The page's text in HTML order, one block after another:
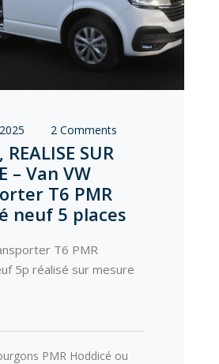
2 Comments
SUR
– Van VW
T6 PMR
neuf 5 places
T6 PMR
5p réalisé sur mesure
PMR Hoddicé ou